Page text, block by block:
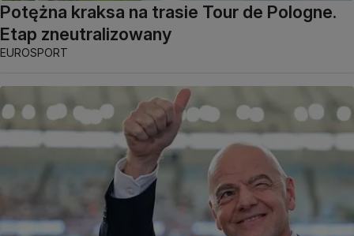
Potężna kraksa na trasie Tour de Pologne.
Etap zneutralizowany
EUROSPORT